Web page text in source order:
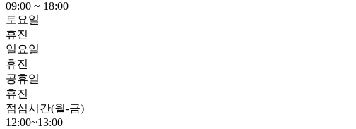
09:00 ~ 18:00
토요일
휴진
일요일
휴진
공휴일
휴진
점심시간(월-금)
12:00~13:00